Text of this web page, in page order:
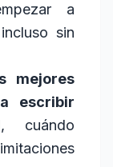
a
sin
mejores
escribir
, cuándo